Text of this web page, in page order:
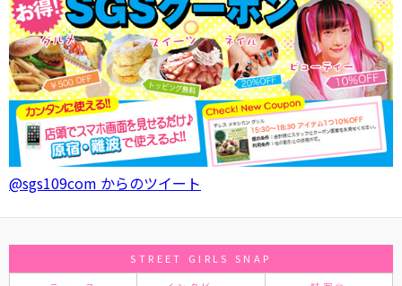
@sgs109com からのツイート
STREET GIRLS SNAP